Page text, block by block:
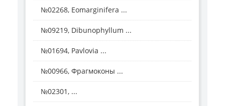
№02268, Eomarginifera ...
№09219, Dibunophyllum ...
№01694, Pavlovia ...
№00966, Фрагмоконы ...
№02301, ...